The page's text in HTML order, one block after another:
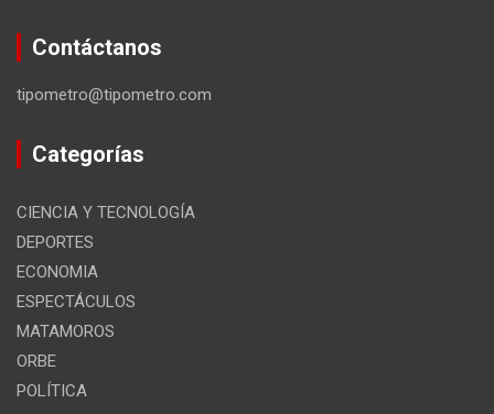
Contáctanos
tipometro@tipometro.com
Categorías
CIENCIA Y TECNOLOGÍA
DEPORTES
ECONOMIA
ESPECTÁCULOS
MATAMOROS
ORBE
POLÍTICA